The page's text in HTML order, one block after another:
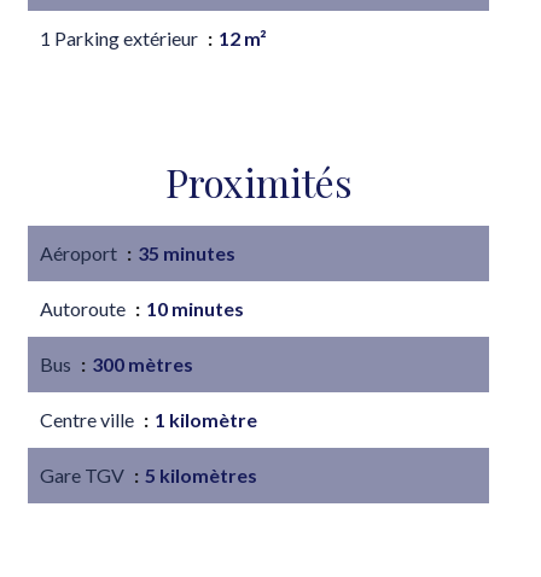
1 Parking extérieur 12 m²
Proximités
Aéroport 35 minutes
Autoroute 10 minutes
Bus 300 mètres
Centre ville 1 kilomètre
Gare TGV 5 kilomètres